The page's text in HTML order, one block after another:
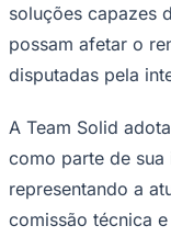
soluções capazes
possam afetar o
disputadas pela
A Team Solid
como parte de
representando a
comissão técnica